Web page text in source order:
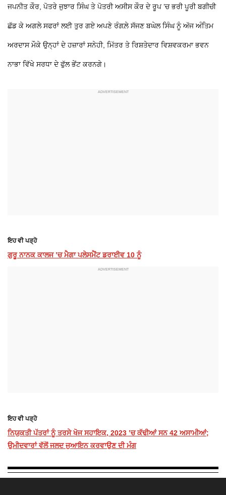
ਜਪਨੀਤ ਕੌਰ, ਪੋਤਰੇ ਜੁਝਾਰ ਸਿੰਘ ਤੇ ਪੋਤਰੀ ਅਸੀਸ ਕੌਰ ਦੇ ਰੂਪ ’ਚ ਭਰੀ ਪੂਰੀ ਬਗੀਚੀ
ਛੱਡ ਕੇ ਅਗਲੇ ਸਫਰਾਂ ਲਈ ਤੁਰ ਗਏ ਅਪਣੇ ਰੰਗਲ਼ੇ ਸੱਜਣ ਬਘੇਲ ਸਿੰਘ ਨੂੰ ਅੱਜ ਅੰਤਿਮ
ਅਰਦਾਸ ਮੌਕੇ ਉਨ੍ਹਾਂ ਦੇ ਹਜ਼ਾਰਾਂ ਸਨੇਹੀ, ਮਿੱਤਰ ਤੇ ਰਿਸ਼ਤੇਦਾਰ ਵਿਸ਼ਵਕਰਮਾ ਭਵਨ
ਨਾਭਾ ਵਿੱਖੇ ਸਰਧਾ ਦੇ ਫੁੱਲ ਭੇਂਟ ਕਰਨਗੇ।
ਇਹ ਵੀ ਪੜ੍ਹੋ
ਗੁਰੂ ਨਾਨਕ ਕਾਲਜ ’ਚ ਮੈਗਾ ਪਲੇਸਮੈਂਟ ਡਰਾਈਵ 10 ਨੂੰ
ਇਹ ਵੀ ਪੜ੍ਹੋ
ਨਿਯੁਕਤੀ ਪੱਤਰਾਂ ਨੂੰ ਤਰਸੇ ਖੋਜ ਸਹਾਇਕ, 2023 ’ਚ ਕੱਢੀਆਂ ਸਨ 42 ਅਸਾਮੀਆਂ;
ਉਮੀਦਵਾਰਾਂ ਵੱਲੋਂ ਜਲਦ ਜੁਆਇਨ ਕਰਵਾਉਣ ਦੀ ਮੰਗ